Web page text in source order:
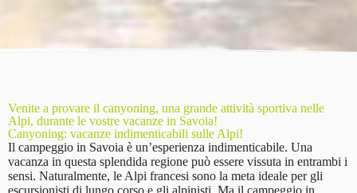
Venite a provare il canyoning, una grande attività sportiva nelle
Alpi, durante le vostre vacanze in Savoia!
Canyoning: vacanze indimenticabili sulle Alpi!
Il campeggio in Savoia è un’esperienza indimenticabile. Una
vacanza in questa splendida regione può essere vissuta in entrambi i
sensi. Naturalmente, le Alpi francesi sono la meta ideale per gli
escursionisti di lungo corso e gli alpinisti. Ma il campeggio in